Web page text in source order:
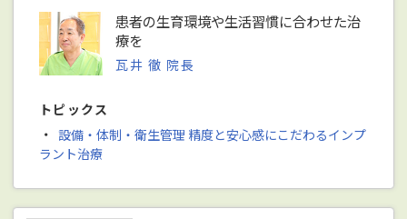
患者の生育環境や生活習慣に合わせた治
療を
瓦井 徹 院長
トピックス
・ 設備・体制・衛生管理 精度と安心感にこだわるインプ
ラント治療